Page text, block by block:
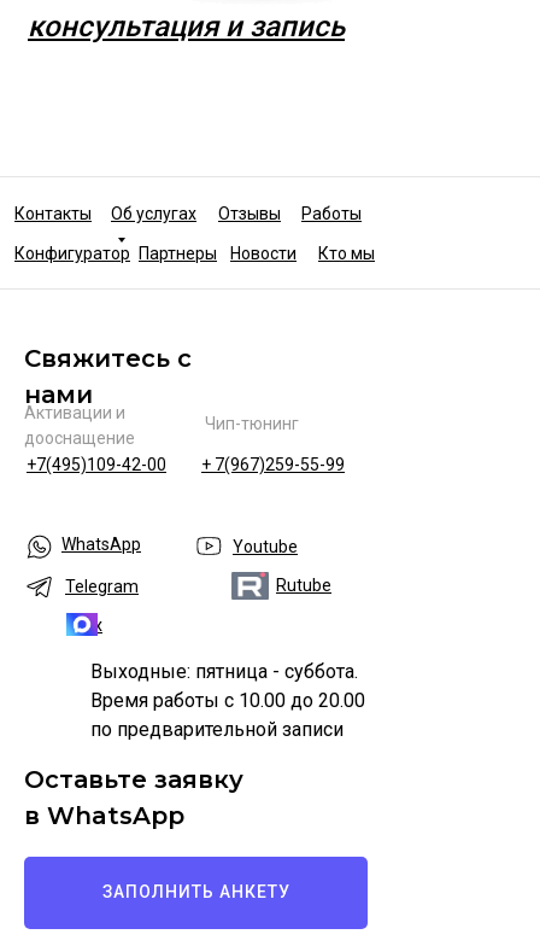
Кто мы
Конфигуратор
Отзывы
Об услугах
консультация и запись
Работы
Партнеры Новости
Контакты
Чип-тюнинг
+ 7(967)259-55-99
Активации и
дооснащение
Оставьте заявку
в WhatsApp
Свяжитесь с
нами
ЗАПОЛНИТЬ АНКЕТУ
WhatsApp
Telegram
Max
+7(495)109-42-00
Youtube
Rutube
Выходные: пятница - суббота.
Время работы с 10.00 до 20.00
по предварительной записи